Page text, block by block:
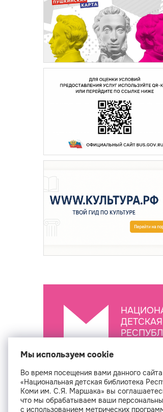
Мы используем cookie
Во время посещения вами данного
«Национальная детская библиотека
Коми им. С.Я. Маршака» вы
что мы обрабатываем ваши
с использованием метрических